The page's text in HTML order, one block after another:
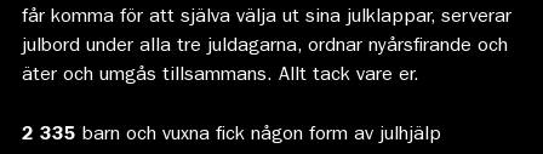
får komma för att själva välja ut sina julklappar, serverar
julbord under alla tre juldagarna, ordnar nyårsfirande och
äter och umgås tillsammans. Allt tack vare er.
2 335 barn och vuxna fick någon form av julhjälp